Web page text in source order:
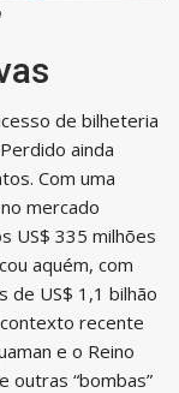
de bilheteria
ainda
Com uma
mercado
US$ 335 milhões
aquém, com
de US$ 1,1 bilhão
recente
e o Reino
outras “bombas”